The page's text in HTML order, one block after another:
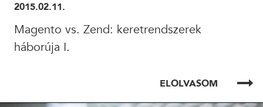
2015.02.11.
Magento vs. Zend: keretrendszerek
háborúja I.
ELOLVASOM